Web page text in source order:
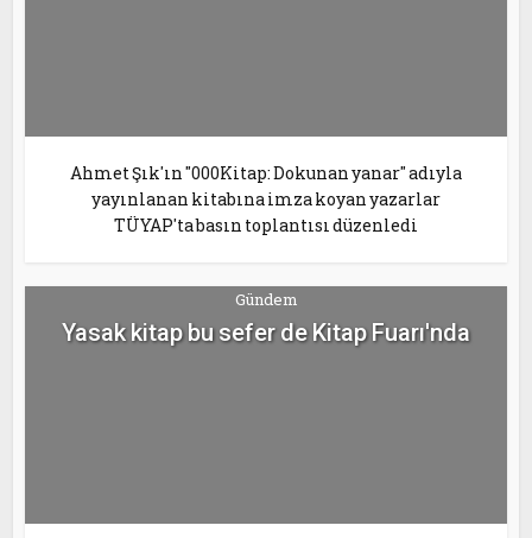
Ahmet Şık'ın "000Kitap: Dokunan yanar" adıyla
yayınlanan kitabına imza koyan yazarlar
TÜYAP'ta basın toplantısı düzenledi
Gündem
Yasak kitap bu sefer de Kitap Fuarı'nda